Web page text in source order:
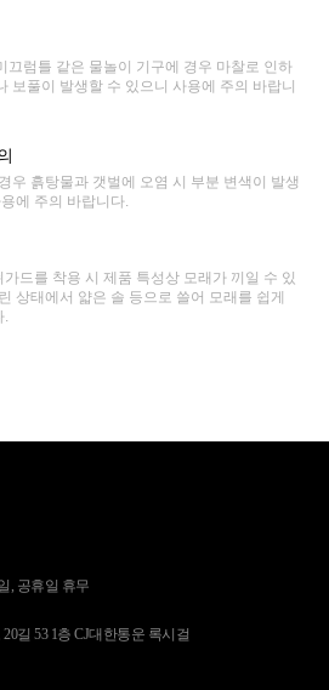
끄럼틀 같은 물놀이 기구에 경우 마찰로 인하
보풀이 발생할 수 있으니 사용에 주의 바랍니
우 흙탕물과 갯벌에 오염 시 부분 변색이 발생
에 주의 바랍니다.
가드를 착용 시 제품 특성상 모래가 끼일 수 있
상태에서 얇은 솔 등으로 쓸어 모래를 쉽게
, 공휴일 휴무
길 53 1층 CJ대한통운 록시걸